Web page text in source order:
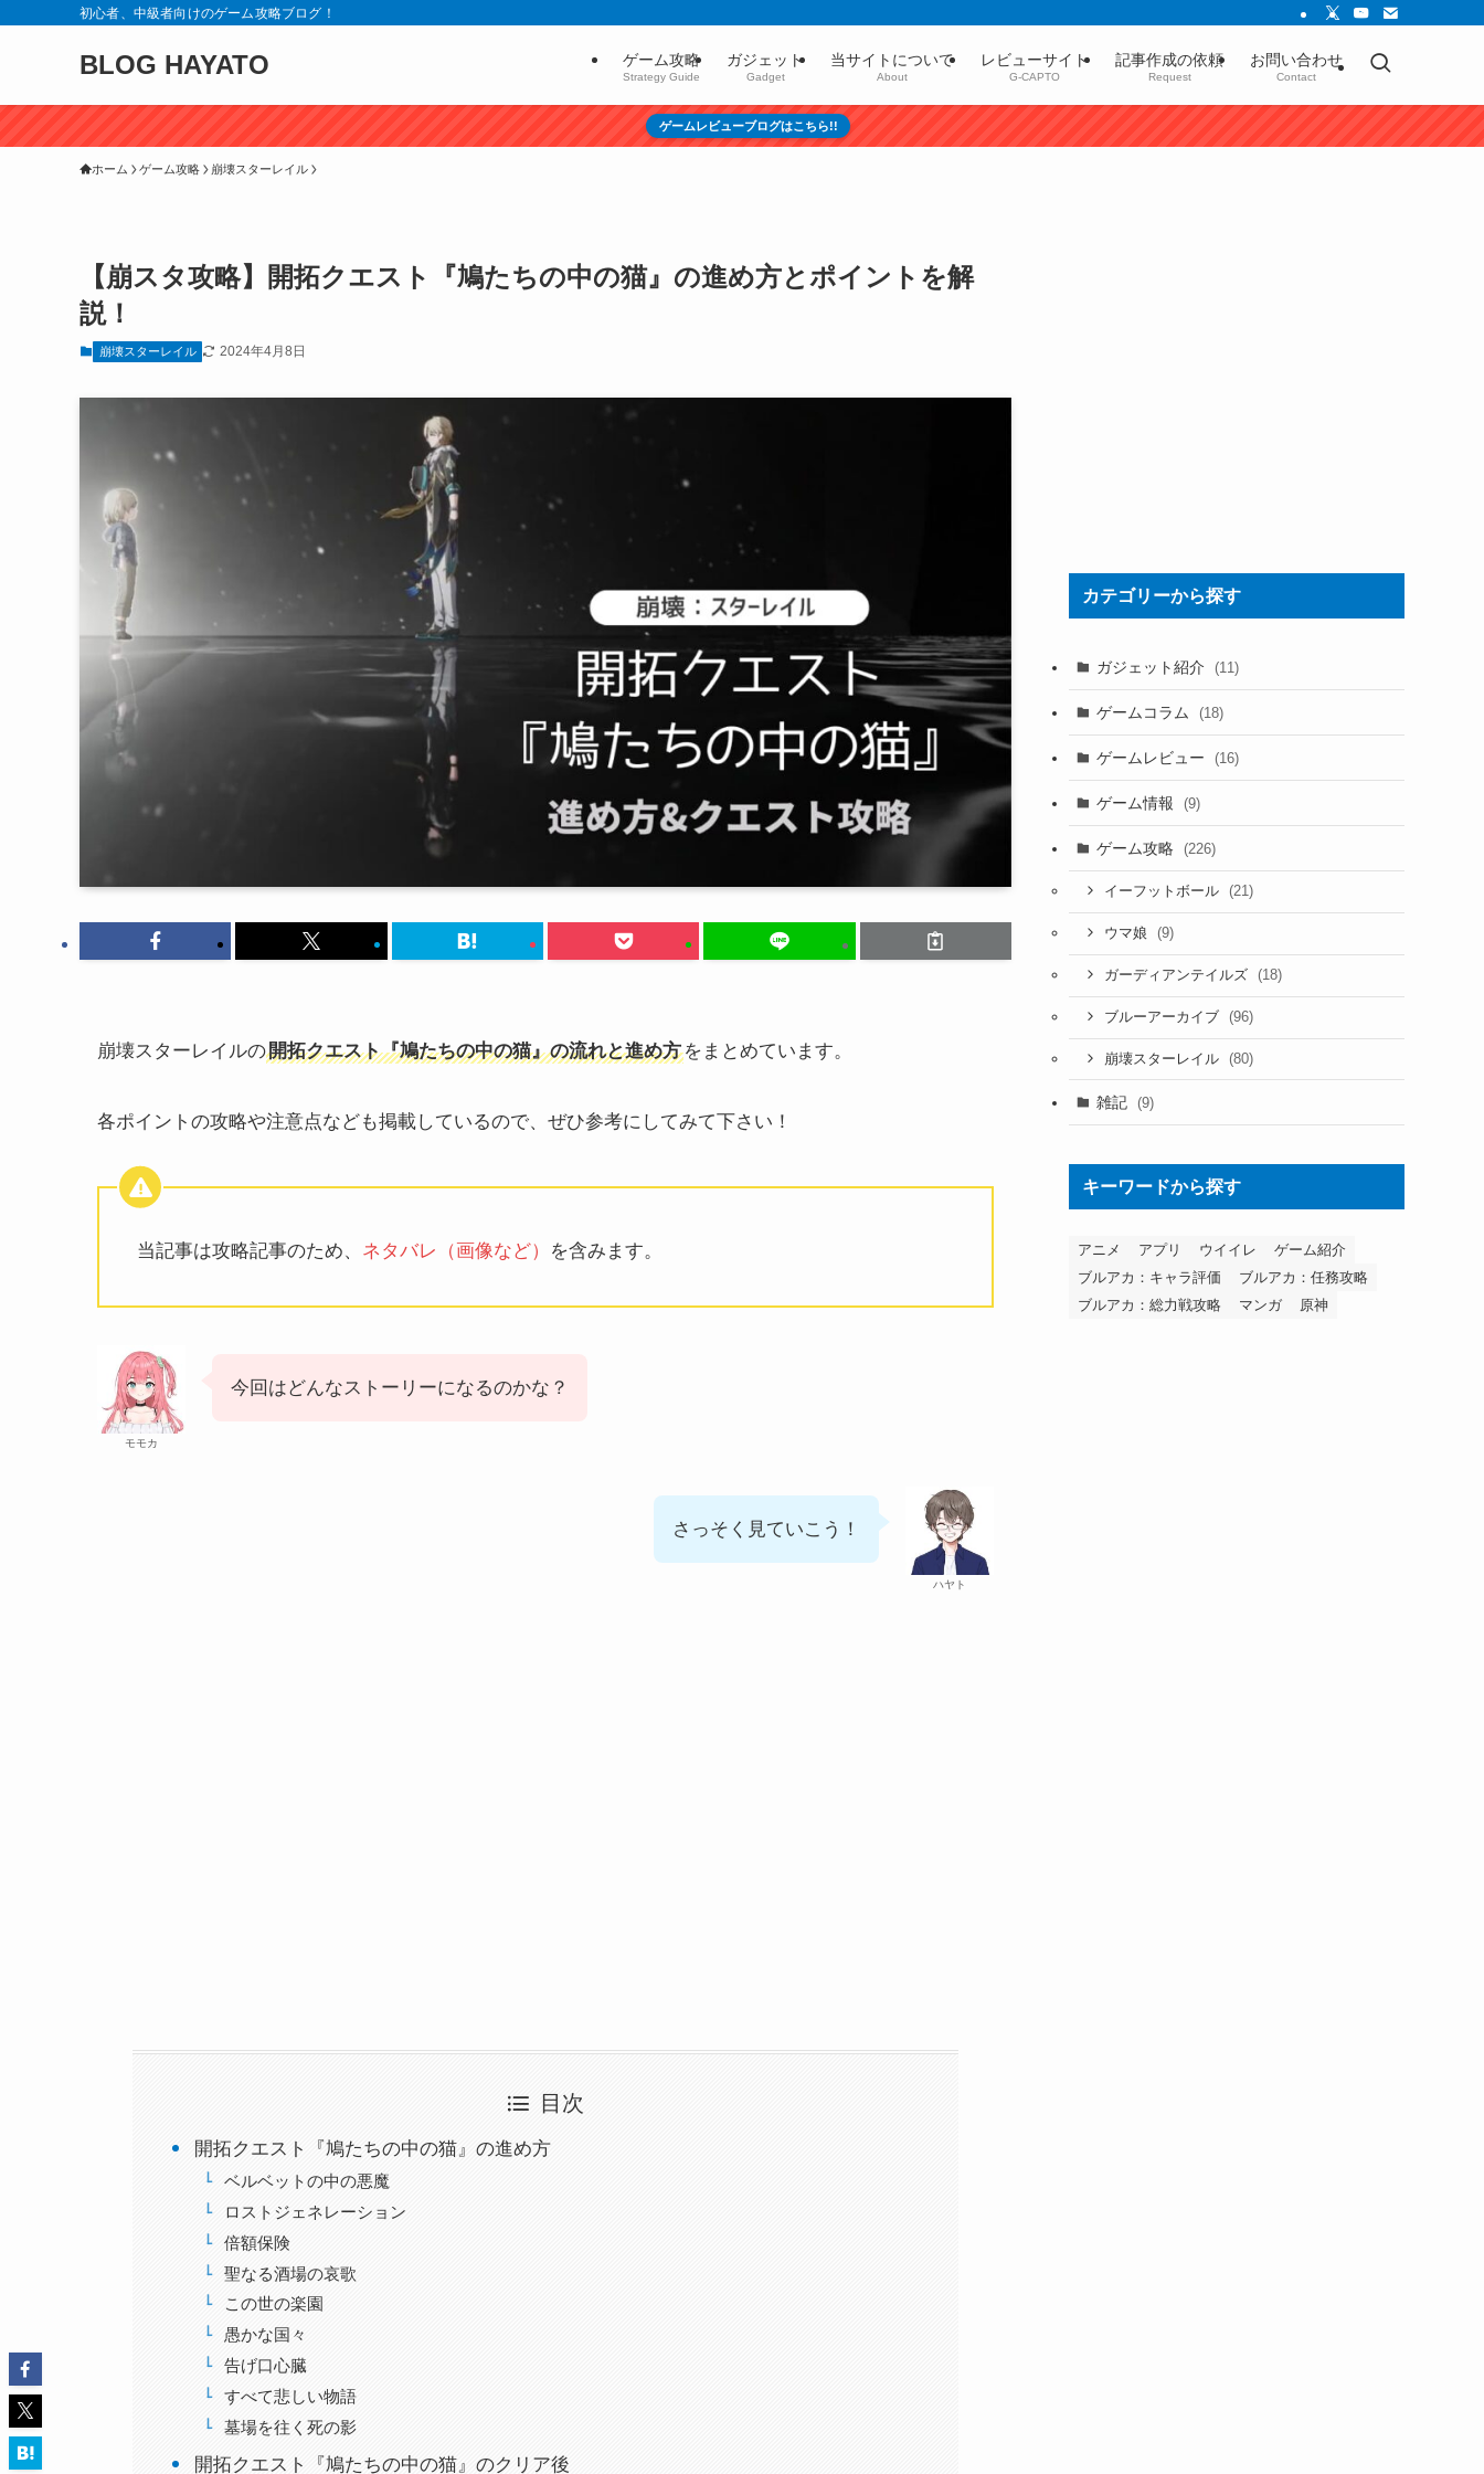
初心者、中級者向けのゲーム攻略ブログ！
BLOG HAYATO ゲーム攻略
Strategy Guide
ガジェット
Gadget
当サイトについて
About
レビューサイト
G-CAPTO
記事作成の依頼
Request
お問い合わせ
Contact
ゲームレビューブログはこちら!!
ホーム ゲーム攻略 崩壊スターレイル
【崩スタ攻略】開拓クエスト『鳩たちの中の猫』の進め方とポイントを解
説！
崩壊スターレイル 2024年4月8日
崩壊スターレイルの開拓クエスト『鳩たちの中の猫』の流れと進め方 をまとめています。
各ポイントの攻略や注意点なども掲載しているので、ぜひ参考にしてみて下さい！
当記事は攻略記事のため、 ネタバレ（画像など） を含みます。
モモカ
今回はどんなストーリーになるのかな？
ハヤト
さっそく見ていこう！
目次
開拓クエスト『鳩たちの中の猫』の進め方
ベルベットの中の悪魔
ロストジェネレーション
倍額保険
聖なる酒場の哀歌
この世の楽園
愚かな国々
告げ口心臓
すべて悲しい物語
墓場を往く死の影
開拓クエスト『鳩たちの中の猫』のクリア後
カテゴリーから探す
ガジェット紹介 (11)
ゲームコラム (18)
ゲームレビュー (16)
ゲーム情報 (9)
ゲーム攻略 (226)
イーフットボール (21)
ウマ娘 (9)
ガーディアンテイルズ (18)
ブルーアーカイブ (96)
崩壊スターレイル (80)
雑記 (9)
キーワードから探す
アニメ アプリ ウイイレ
ゲーム紹介
ブルアカ：キャラ評価
ブルアカ：任務攻略
ブルアカ：総力戦攻略
マンガ 原神